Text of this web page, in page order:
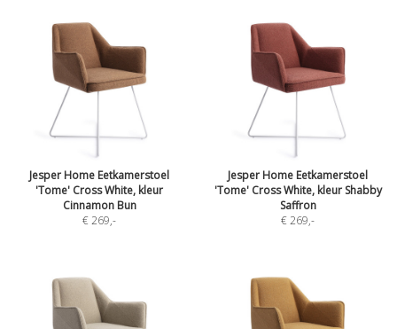
Jesper Home Eetkamerstoel
'Tome' Cross White, kleur
Cinnamon Bun
€ 269,-
Jesper Home Eetkamerstoel
'Tome' Cross White, kleur Shabby
Saffron
€ 269,-